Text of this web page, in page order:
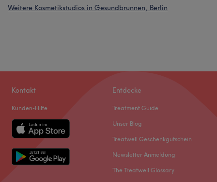
Weitere Kosmetikstudios in Gesundbrunnen, Berlin
Kontakt
Kunden-Hilfe
Entdecke
Treatment Guide
Unser Blog
Treatwell Geschenkgutschein
Newsletter Anmeldung
The Treatwell Glossary